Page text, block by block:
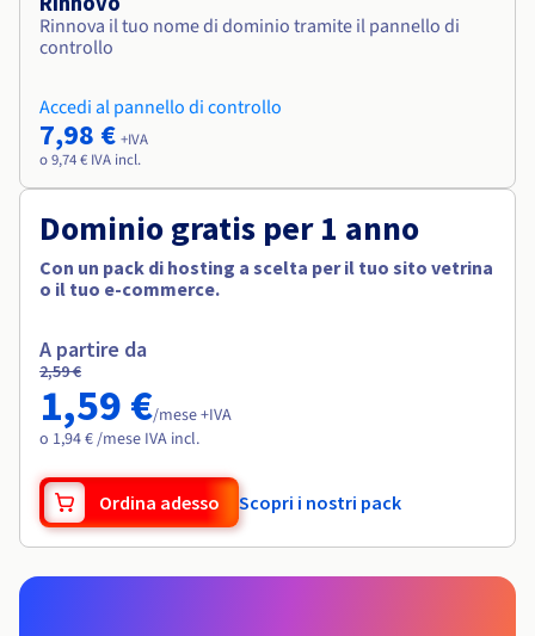
Rinnova il tuo nome di dominio tramite il pannello di
controllo
Accedi al pannello di controllo
7,98 € +IVA
o 9,74 € IVA incl.
Dominio gratis per 1 anno
Con un pack di hosting a scelta per il tuo sito vetrina
o il tuo e-commerce.
A partire da
2,59 €
1,59 €/mese +IVA
o 1,94 € /mese IVA incl.
Ordina adesso Scopri i nostri pack